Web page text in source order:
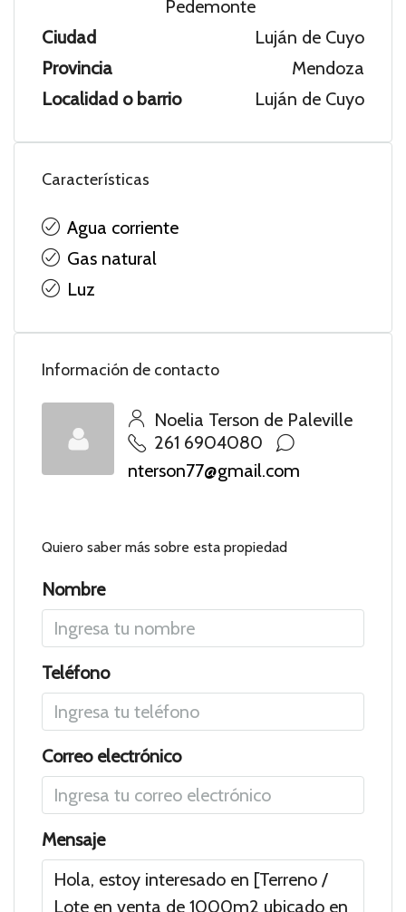
Pedemonte
Ciudad
Luján de Cuyo
Provincia
Mendoza
Localidad o barrio
Luján de Cuyo
Características
Agua corriente
Gas natural
Luz
Información de contacto
Noelia Terson de Paleville
261 6904080
nterson77@gmail.com
Quiero saber más sobre esta propiedad
Nombre
Teléfono
Correo electrónico
Mensaje